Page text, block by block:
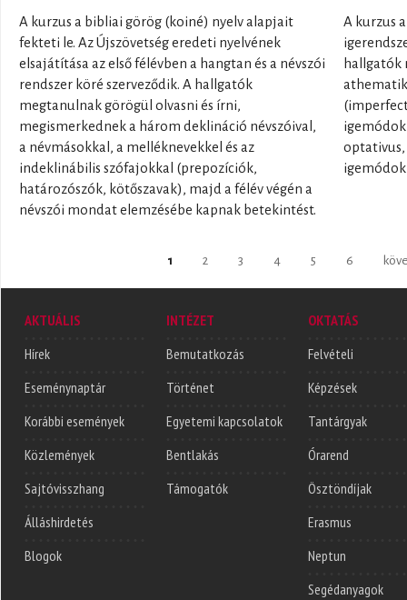
A kurzus a bibliai görög (koiné) nyelv alapjait
fekteti le. Az Újszövetség eredeti nyelvének
elsajátítása az első félévben a hangtan és a névszói
rendszer köré szerveződik. A hallgatók
megtanulnak görögül olvasni és írni,
megismerkednek a három deklináció névszóival,
a névmásokkal, a melléknevekkel és az
indeklinábilis szófajokkal (prepozíciók,
határozószók, kötőszavak), majd a félév végén a
névszói mondat elemzésébe kapnak betekintést.
A kurzus
hallgatók
optativus,
1 2 3 4 5 6
AKTUÁLIS
Hírek
Eseménynaptár
Korábbi események
Közlemények
Sajtóvisszhang
Álláshirdetés
Blogok
INTÉZET
Bemutatkozás
Történet
Egyetemi kapcsolatok
Bentlakás
Támogatók
OKTATÁS
Felvételi
Képzések
Tantárgyak
Órarend
Ösztöndíjak
Erasmus
Neptun
Segédanyagok